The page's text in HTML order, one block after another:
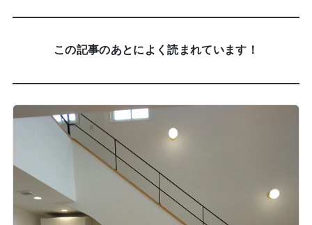
この記事のあとによく読まれています！